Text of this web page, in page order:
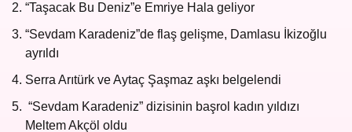
“Taşacak Bu Deniz”e Emriye Hala geliyor
“Sevdam Karadeniz”de flaş gelişme, Damlasu İkizoğlu
ayrıldı
Serra Arıtürk ve Aytaç Şaşmaz aşkı belgelendi
“Sevdam Karadeniz” dizisinin başrol kadın yıldızı
Meltem Akçöl oldu